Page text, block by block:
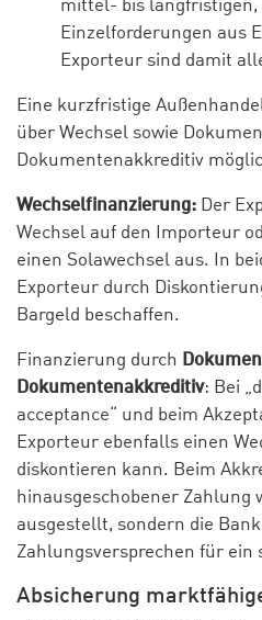
mittel- bis langfristigen,
Einzelforderungen aus
Exporteur sind damit
Eine kurzfristige
über Wechsel sowie
Dokumentenakkreditiv
Wechselfinanzierung: Der
Wechsel auf den Importeur
einen Solawechsel aus. In
Exporteur durch
Bargeld beschaffen.
Finanzierung durch
Dokumentenakkreditiv: Bei
acceptance“ und beim
Exporteur ebenfalls einen
diskontieren kann. Beim
hinausgeschobener Zahlung
ausgestellt, sondern die
Zahlungsversprechen für ein
Absicherung